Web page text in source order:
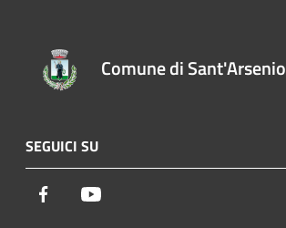
Comune di Sant'Arsenio
SEGUICI SU
Facebook